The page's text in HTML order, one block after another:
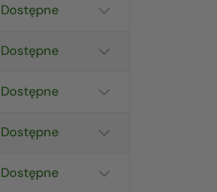
Dostępne Pokaż szczegóły
Dostępne Pokaż szczegóły
Dostępne Pokaż szczegóły
Dostępne Pokaż szczegóły
Dostępne Pokaż szczegóły